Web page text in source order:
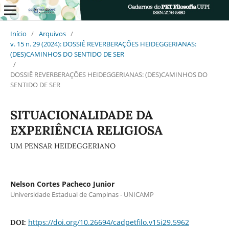
Início / Arquivos /
v. 15 n. 29 (2024): DOSSIÊ REVERBERAÇÕES HEIDEGGERIANAS:
(DES)CAMINHOS DO SENTIDO DE SER
/
DOSSIÊ REVERBERAÇÕES HEIDEGGERIANAS: (DES)CAMINHOS DO
SENTIDO DE SER
SITUACIONALIDADE DA
EXPERIÊNCIA RELIGIOSA
UM PENSAR HEIDEGGERIANO
Nelson Cortes Pacheco Junior
Universidade Estadual de Campinas - UNICAMP
DOI: https://doi.org/10.26694/cadpetfilo.v15i29.5962